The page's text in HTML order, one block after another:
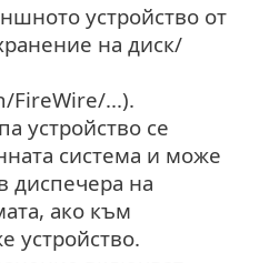
устройство от
на диск/
FireWire/...).
устройство се
система и може
диспечера на
ако към
устройство.